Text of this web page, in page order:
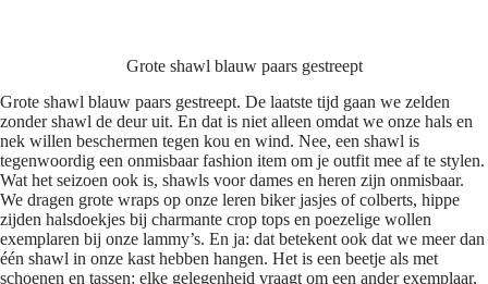
Grote shawl blauw paars gestreept
Grote shawl blauw paars gestreept. De laatste tijd gaan we zelden
zonder shawl de deur uit. En dat is niet alleen omdat we onze hals en
nek willen beschermen tegen kou en wind. Nee, een shawl is
tegenwoordig een onmisbaar fashion item om je outfit mee af te stylen.
Wat het seizoen ook is, shawls voor dames en heren zijn onmisbaar.
We dragen grote wraps op onze leren biker jasjes of colberts, hippe
zijden halsdoekjes bij charmante crop tops en poezelige wollen
exemplaren bij onze lammy’s. En ja: dat betekent ook dat we meer dan
één shawl in onze kast hebben hangen. Het is een beetje als met
schoenen en tassen: elke gelegenheid vraagt om een ander exemplaar,